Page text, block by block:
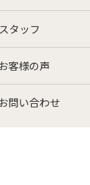
スタッフ
お客様の声
お問い合わせ